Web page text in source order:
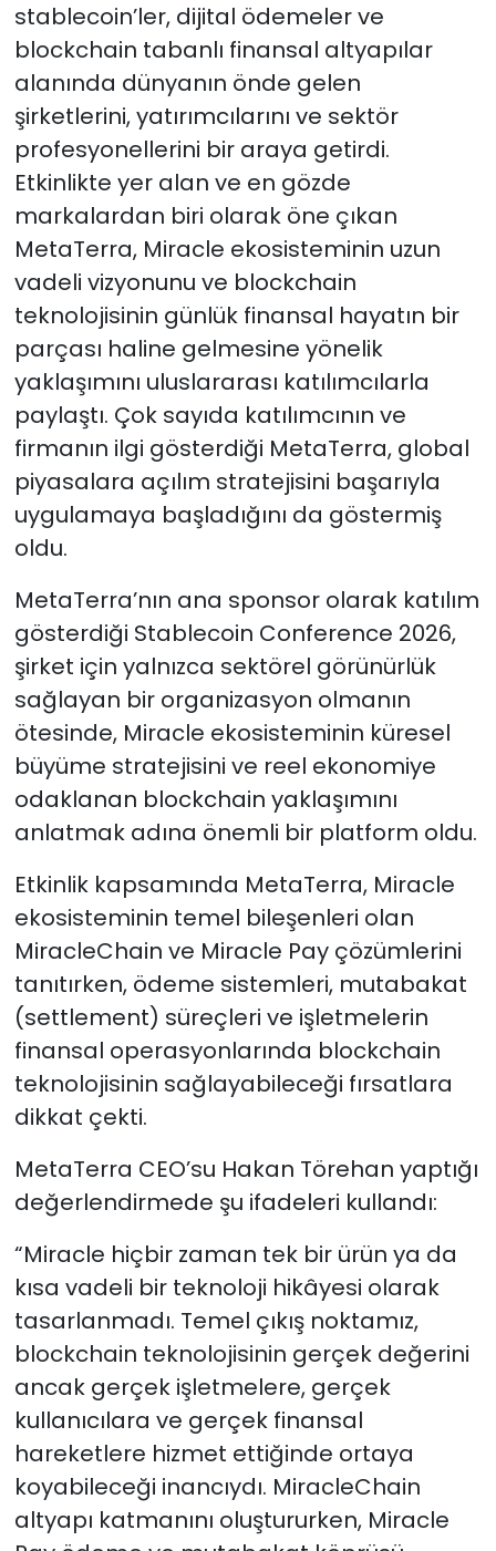
stablecoin’ler, dijital ödemeler ve
blockchain tabanlı finansal altyapılar
alanında dünyanın önde gelen
şirketlerini, yatırımcılarını ve sektör
profesyonellerini bir araya getirdi.
Etkinlikte yer alan ve en gözde
markalardan biri olarak öne çıkan
MetaTerra, Miracle ekosisteminin uzun
vadeli vizyonunu ve blockchain
teknolojisinin günlük finansal hayatın bir
parçası haline gelmesine yönelik
yaklaşımını uluslararası katılımcılarla
paylaştı. Çok sayıda katılımcının ve
firmanın ilgi gösterdiği MetaTerra, global
piyasalara açılım stratejisini başarıyla
uygulamaya başladığını da göstermiş
oldu.
MetaTerra’nın ana sponsor olarak katılım
gösterdiği Stablecoin Conference 2026,
şirket için yalnızca sektörel görünürlük
sağlayan bir organizasyon olmanın
ötesinde, Miracle ekosisteminin küresel
büyüme stratejisini ve reel ekonomiye
odaklanan blockchain yaklaşımını
anlatmak adına önemli bir platform oldu.
Etkinlik kapsamında MetaTerra, Miracle
ekosisteminin temel bileşenleri olan
MiracleChain ve Miracle Pay çözümlerini
tanıtırken, ödeme sistemleri, mutabakat
(settlement) süreçleri ve işletmelerin
finansal operasyonlarında blockchain
teknolojisinin sağlayabileceği fırsatlara
dikkat çekti.
MetaTerra CEO’su Hakan Törehan yaptığı
değerlendirmede şu ifadeleri kullandı:
“Miracle hiçbir zaman tek bir ürün ya da
kısa vadeli bir teknoloji hikâyesi olarak
tasarlanmadı. Temel çıkış noktamız,
blockchain teknolojisinin gerçek değerini
ancak gerçek işletmelere, gerçek
kullanıcılara ve gerçek finansal
hareketlere hizmet ettiğinde ortaya
koyabileceği inancıydı. MiracleChain
altyapı katmanını oluştururken, Miracle